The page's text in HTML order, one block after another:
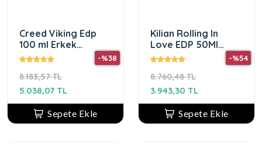
Creed Viking Edp
100 ml Erkek
Parfüm
8.183,57 TL
-%38
5.038,07 TL
Sepete Ekle
Kilian Rolling In
Love EDP 50Ml
KADIN Parfüm
8.760,48 TL
-%54
3.943,30 TL
Sepete Ekle